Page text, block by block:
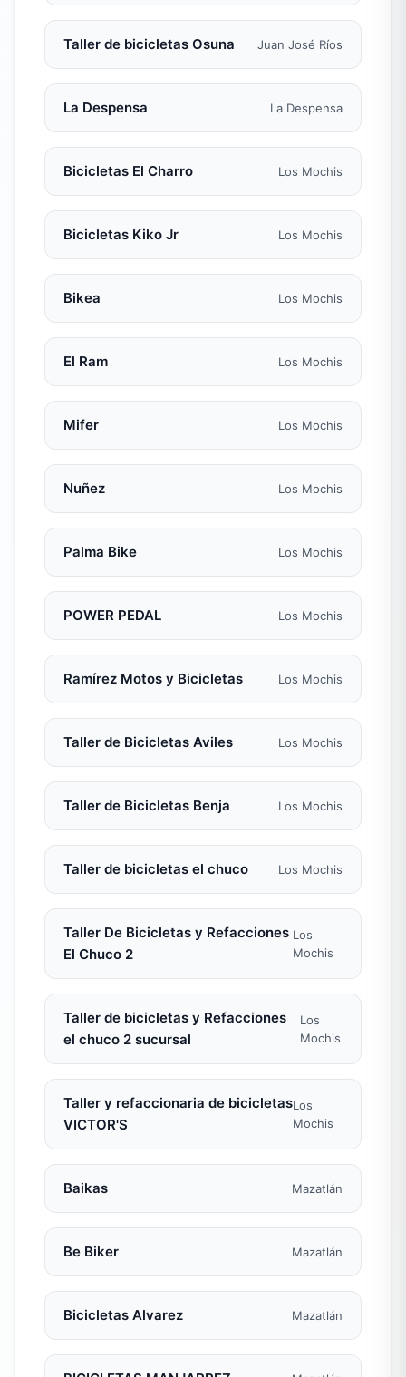
Taller de bicicletas Osuna Juan José Ríos
La Despensa La Despensa
Bicicletas El Charro Los Mochis
Bicicletas Kiko Jr Los Mochis
Bikea Los Mochis
El Ram Los Mochis
Mifer Los Mochis
Nuñez Los Mochis
Palma Bike Los Mochis
POWER PEDAL Los Mochis
Ramírez Motos y Bicicletas Los Mochis
Taller de Bicicletas Aviles Los Mochis
Taller de Bicicletas Benja Los Mochis
Taller de bicicletas el chuco Los Mochis
Taller De Bicicletas y Refacciones
El Chuco 2
Los
Mochis
Taller de bicicletas y Refacciones
el chuco 2 sucursal
Los
Mochis
Taller y refaccionaria de bicicletas
VICTOR'S
Los
Mochis
Baikas Mazatlán
Be Biker Mazatlán
Bicicletas Alvarez Mazatlán